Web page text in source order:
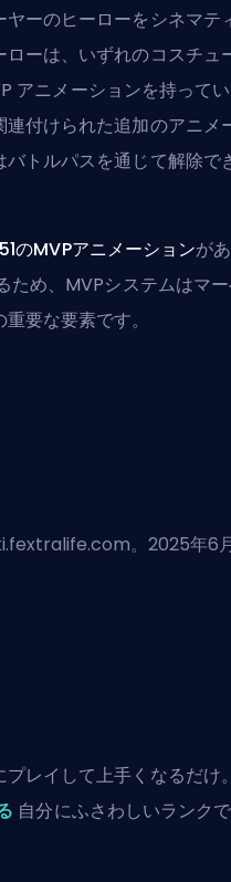
ーのヒーローをシネマテ
ーは、いずれのコスチュ
アニメーションを持って
付けられた追加のアニメ
トルパスを通じて解除で
のMVPアニメーションがあ
ため、MVPシステムはマ
要な要素です。
。2025年6
レイして上手くなるだけ
自分にふさわしいランクで